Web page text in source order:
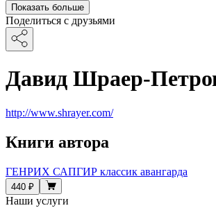
Показать больше
Поделиться с друзьями
Давид Шраер-
http://www.shrayer.com/
Книги автора
ГЕНРИХ САПГИР классик авангарда
440 ₽
Наши услуги